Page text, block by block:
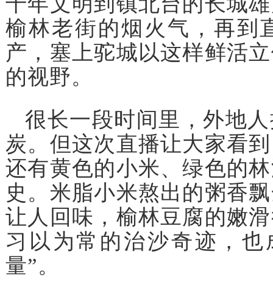
榆林老街的烟火气，再到
产，塞上驼城以这样鲜活
的视野。
很长一段时间里，外地
炭。但这次直播让大家看
还有黄色的小米、绿色的
史。米脂小米熬出的粥香
让人回味，榆林豆腐的嫩
习以为常的治沙奇迹，
量”。